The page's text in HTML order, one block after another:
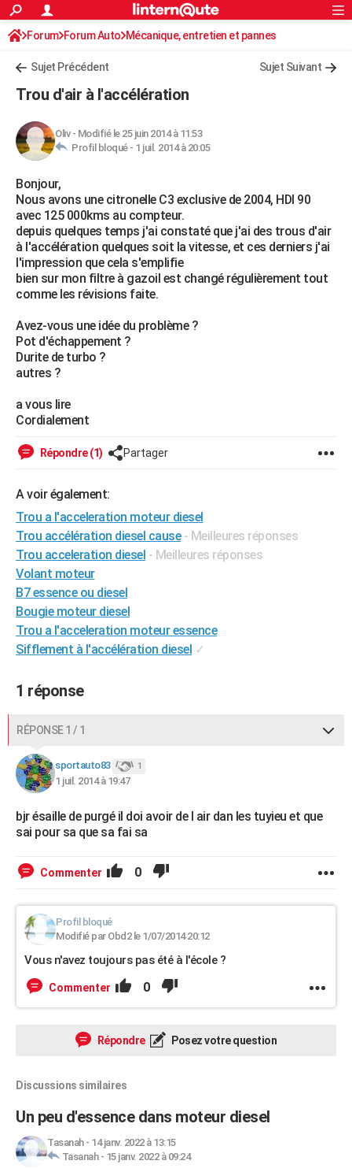
ACTUALITÉS
Politique
Société
Faits Divers
Education
Monde
Villes
+
Retraite
Impôts
Epargne
Immobilier
Risques naturels par ville
Banque
Assurance
Crédit
AUTO
HIGH-TECH
Mobiles
Meilleur smartphone
Internet
Ordinateurs
Jeux vidéo
Guide high-tech
+BRICOLAGE
Forum
Aménagement intérieur
Extérieur
Cuisine
Salle de bains
Jardinage
Rangement
WEEK-END
Guides de France
Escapades
Patrimoine
Expositions
Musées
Week-end nature
+LIFESTYLE
Alimentation
Guide de la santé
Maladies
Médicaments
Sommeil
VOYAGE
Destinations
City break
Voyage nature
Voyage de noces
Forum
Climat
+PHOTO
GUIDES D'ACHAT
Carte de Noël
Carte Bonne année
Carte Saint-Valentin
Carte Pâques
Carte d'anniversaire
DICTIONNAIRE
PROGRAMME TV
COPAINS D'AVANT
S'inscrire
Se connecter
Lycées
Collèges
Primaires
Universités
Entreprises
Service militaire
Avis de recherche
AVIS DE DÉCÈS
FORUM
Bricolage
Lifestyle
Culture
Sport
Auto
Television
Voyage
Cinema
Rechercher
S'inscrire
Connexion
Forum Forum Auto Mécanique, entretien et pannes
Sujet Précédent Sujet Suivant
Trou d'air à l'accélération
Oliv- Modifié le 25 juin 2014 à 11:53
Profil bloqué - 1 juil. 2014 à 20:05
Bonjour,
Nous avons une citronelle C3 exclusive de 2004, HDI 90
avec 125 000kms au compteur.
depuis quelques temps j'ai constaté que j'ai des trous d'air
à l'accélération quelques soit la vitesse, et ces derniers j'ai
l'impression que cela s'emplifie
bien sur mon filtre à gazoil est changé régulièrement tout
comme les révisions faite.
Avez-vous une idée du problème ?
Pot d'échappement ?
Durite de turbo ?
autres ?
a vous lire
Cordialement
Répondre (1) Partager
A voir également:
Trou a l'acceleration moteur diesel
Trou accélération diesel cause - Meilleures réponses
Trou acceleration diesel - Meilleures réponses
Volant moteur
B7 essence ou diesel
Bougie moteur diesel
Trou a l'acceleration moteur essence
Sifflement à l'accélération diesel ✓
1 réponse
RÉPONSE 1 / 1
sportauto83 1
1 juil. 2014 à 19:47
bjr ésaille de purgé il doi avoir de l air dan les tuyieu et que
sai pour sa que sa fai sa
Commenter 0
Profil bloqué
Modifié par Obd2 le 1/07/2014 20:12
Vous n'avez toujours pas été à l'école ?
Commenter 0
Répondre Posez votre question
Discussions similaires
Un peu d'essence dans moteur diesel
Tasanah- 14 janv. 2022 à 13:15
Tasanah- 15 janv. 2022 à 09:24